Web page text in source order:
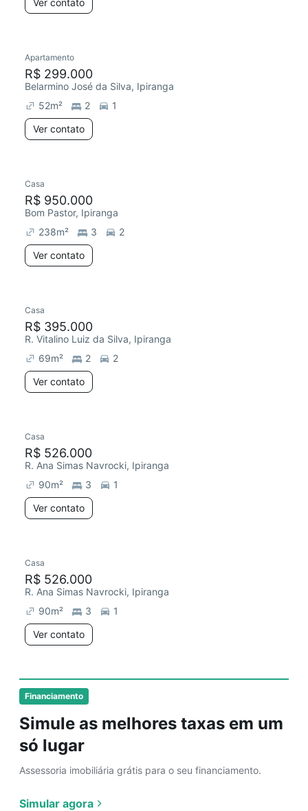
Financiamento
Simule as melhores taxas em um
só lugar
Assessoria imobiliária grátis para o seu financiamento.
Simular agora
Ver contato
Apartamento
R$ 299.000
Belarmino José da Silva, Ipiranga
52m² 2
1
Ver contato
Casa
R$ 950.000
Bom Pastor, Ipiranga
238m² 3
2
Ver contato
Casa
R$ 395.000
R. Vitalino Luiz da Silva, Ipiranga
69m² 2
2
Ver contato
Casa
R$ 526.000
R. Ana Simas Navrocki, Ipiranga
90m² 3
1
Ver contato
Casa
R$ 526.000
R. Ana Simas Navrocki, Ipiranga
90m² 3
1
Ver contato